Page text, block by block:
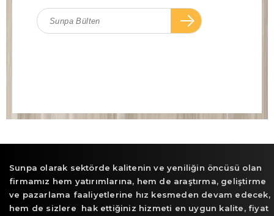
Sunpa olarak sektörde kalitenin ve yeniliğin öncüsü olan
firmamız hem yatırımlarına, hem de araştırma, geliştirme
ve pazarlama faaliyetlerine hız kesmeden devam edecek,
hem de sizlere hak ettiğiniz hizmeti en uygun kalite, fiyat